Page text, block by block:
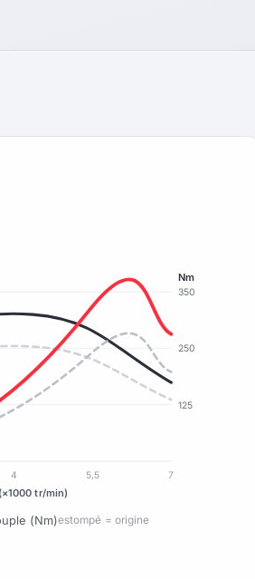
125
250
350
Nm
4 5,5 7
tr/min)
(Nm)estompé = origine